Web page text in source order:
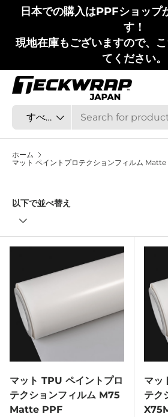
日本での購入はPPFショップ
す！
現地在庫もございますので、
てください。
検索
商品タイプ
すべて
ホーム
マット ペイントプロテクションフィルム
以下で並べ替え
マット TPU ペイントプロ
テクションフィルム M75
Matte PPF
マッ
テク